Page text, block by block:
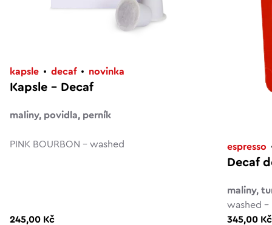
kapsle decaf novinka
Kapsle – Decaf
maliny, povidla, perník
PINK BOURBON - washed
245,00 Kč
espresso
Decaf
maliny,
washed -
345,00 Kč